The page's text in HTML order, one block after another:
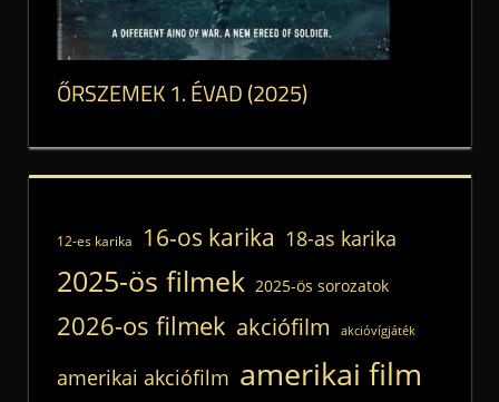
ŐRSZEMEK 1. ÉVAD (2025)
12-es karika 16-os karika 18-as karika
2025-ös filmek 2025-ös sorozatok
2026-os filmek akciófilm akcióvígjáték
amerikai akciófilm amerikai film